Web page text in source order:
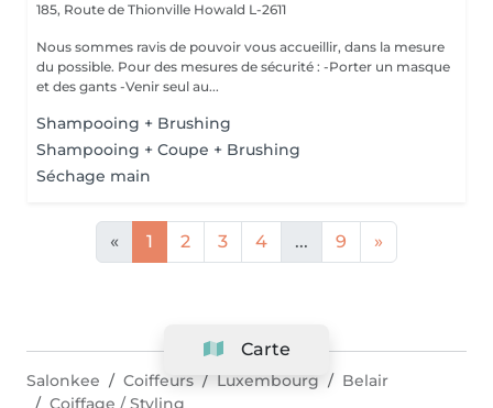
185, Route de Thionville Howald L-2611
Nous sommes ravis de pouvoir vous accueillir, dans la mesure
du possible. Pour des mesures de sécurité : -Porter un masque
et des gants -Venir seul au...
Shampooing + Brushing
Shampooing + Coupe + Brushing
Séchage main
« 1 2 3 4 ... 9 »
Carte
Salonkee Coiffeurs Luxembourg
Belair
Coiffage / Styling